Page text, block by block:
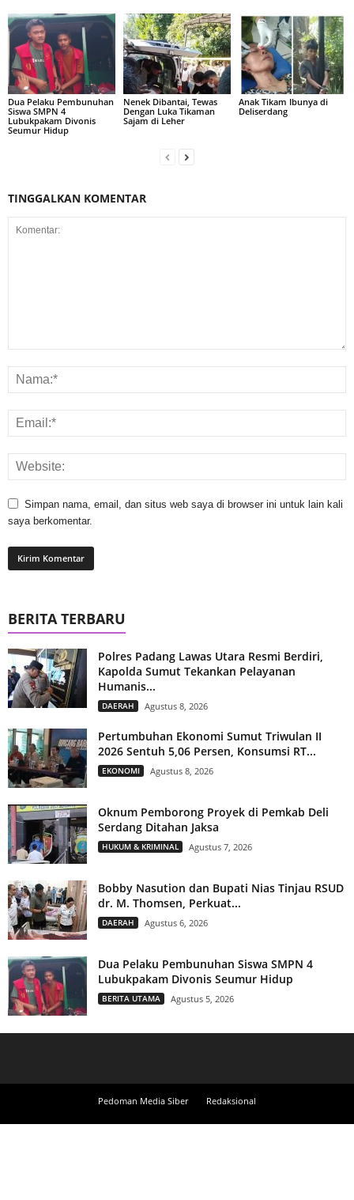
Dua Pelaku Pembunuhan
Siswa SMPN 4
Lubukpakam Divonis
Seumur Hidup
Nenek Dibantai, Tewas
Dengan Luka Tikaman
Sajam di Leher
Anak Tikam Ibunya di
Deliserdang
TINGGALKAN KOMENTAR
Simpan nama, email, dan situs web saya di browser ini untuk lain kali
saya berkomentar.
BERITA TERBARU
Polres Padang Lawas Utara Resmi Berdiri,
Kapolda Sumut Tekankan Pelayanan
Humanis...
DAERAH Agustus 8, 2026
Pertumbuhan Ekonomi Sumut Triwulan II
2026 Sentuh 5,06 Persen, Konsumsi RT...
EKONOMI Agustus 8, 2026
Oknum Pemborong Proyek di Pemkab Deli
Serdang Ditahan Jaksa
HUKUM & KRIMINAL Agustus 7, 2026
Bobby Nasution dan Bupati Nias Tinjau RSUD
dr. M. Thomsen, Perkuat...
DAERAH Agustus 6, 2026
Dua Pelaku Pembunuhan Siswa SMPN 4
Lubukpakam Divonis Seumur Hidup
BERITA UTAMA Agustus 5, 2026
Pedoman Media Siber Redaksional